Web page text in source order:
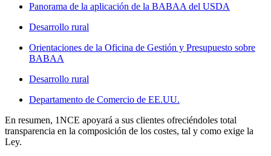
Panorama de la aplicación de la BABAA del USDA
Desarrollo rural
Orientaciones de la Oficina de Gestión y Presupuesto sobre
BABAA
Desarrollo rural
Departamento de Comercio de EE.UU.
En resumen, 1NCE apoyará a sus clientes ofreciéndoles total
transparencia en la composición de los costes, tal y como exige la
Ley.